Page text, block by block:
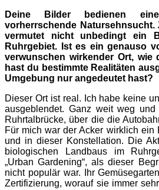
Deine Bilder bedienen
vorherrschende Natursehnsucht.
vermutet nicht unbedingt ein
Ruhrgebiet. Ist es ein genauso
verwunschen wirkender Ort, wie
hast du bestimmte Realitäten
Umgebung nur angedeutet hast?
Dieser Ort ist real. Ich habe keine
ausgeblendet. Ganz weit weg
Ruhrtalbrücke, über die die
Für mich war der Acker wirklich ein
und in dieser Konstellation. Die
biologischen Landbaus im
„Urban Gardening“, als dieser
nicht populär war. Ihr
Zertifizierung, worauf sie immer